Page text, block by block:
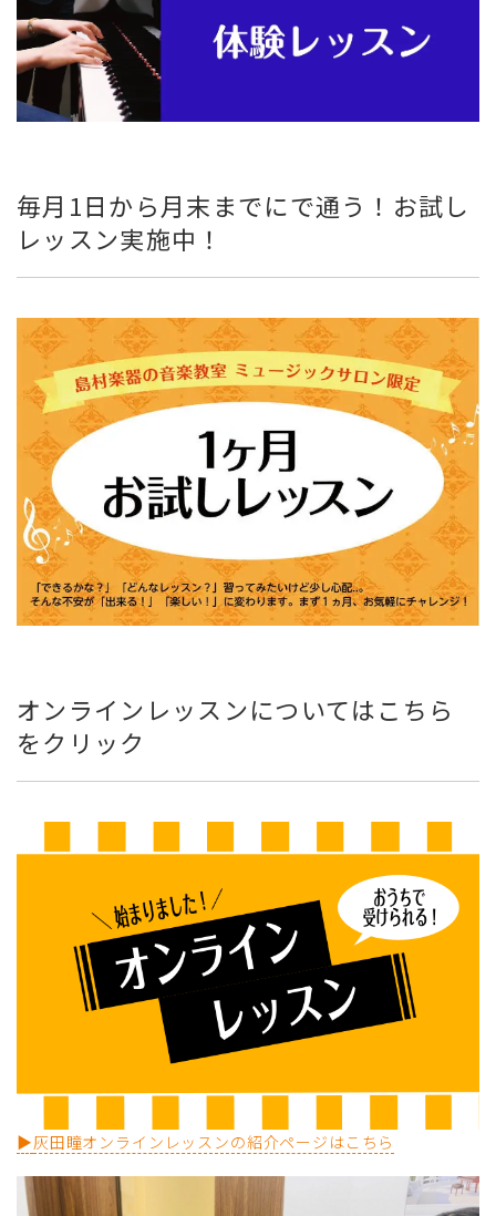
毎月1日から月末までにで通う！お試し
レッスン実施中！
オンラインレッスンについてはこちら
をクリック
▶灰田瞳オンラインレッスンの紹介ページはこちら